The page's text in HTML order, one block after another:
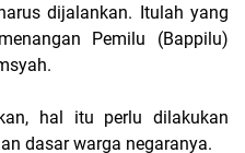
dijalankan. Itulah yang
Pemilu (Bappilu)
hal itu perlu dilakukan
dasar warga negaranya.